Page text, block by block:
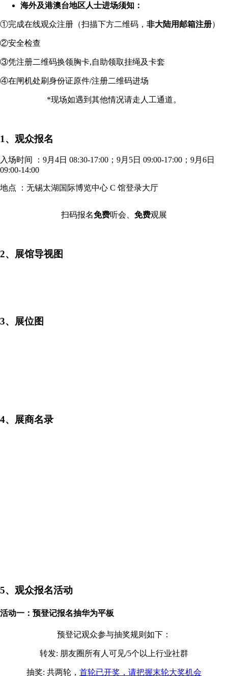
海外及港澳台地区人士进场须知：
①完成在线观众注册（扫描下方二维码， 非大陆用邮箱注册）
②安全检查
③凭注册二维码换领胸卡,自助领取挂绳及卡套
④在闸机处刷身份证原件/注册二维码进场
*现场如遇到其他情况请走人工通道。
1、观众报名
入场时间 ：9月4日 08:30-17:00；9月5日 09:00-17:00；9月6日
09:00-14:00
地点 ：无锡太湖国际博览中心 C 馆登录大厅
扫码报名免费听会、 免费观展
2、展馆导视图
3、展位图
4、展商名录
5、观众报名活动
活动一：预登记报名抽华为平板
预登记观众参与抽奖规则如下：
转发: 朋友圈所有人可见/5个以上行业社群
抽奖: 共两轮， 首轮已开奖，请把握末轮大奖机会